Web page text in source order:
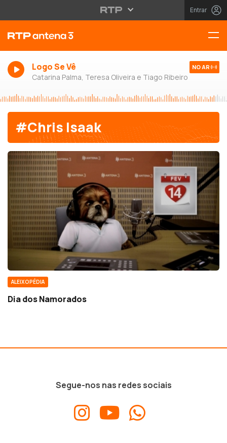
Entrar
Logo Se Vê
Catarina Palma, Teresa Oliveira e Tiago Ribeiro
NO AR
#Chris Isaak
ALEIXOPÉDIA
Dia dos Namorados
Segue-nos nas redes sociais